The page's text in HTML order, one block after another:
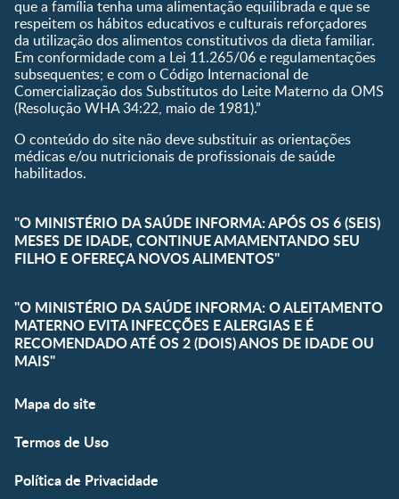
que a família tenha uma alimentação equilibrada e que se
respeitem os hábitos educativos e culturais reforçadores
da utilização dos alimentos constitutivos da dieta familiar.
Em conformidade com a Lei 11.265/06 e regulamentações
subsequentes; e com o Código Internacional de
Comercialização dos Substitutos do Leite Materno da OMS
(Resolução WHA 34:22, maio de 1981).”
O conteúdo do site não deve substituir as orientações
médicas e/ou nutricionais de profissionais de saúde
habilitados.
"O MINISTÉRIO DA SAÚDE INFORMA: APÓS OS 6 (SEIS)
MESES DE IDADE, CONTINUE AMAMENTANDO SEU
FILHO E OFEREÇA NOVOS ALIMENTOS"
"O MINISTÉRIO DA SAÚDE INFORMA: O ALEITAMENTO
MATERNO EVITA INFECÇÕES E ALERGIAS E É
RECOMENDADO ATÉ OS 2 (DOIS) ANOS DE IDADE OU
MAIS"
Mapa do site
Termos de Uso
Política de Privacidade